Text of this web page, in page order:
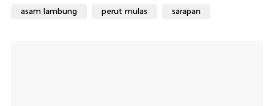
asam lambung perut mulas sarapan